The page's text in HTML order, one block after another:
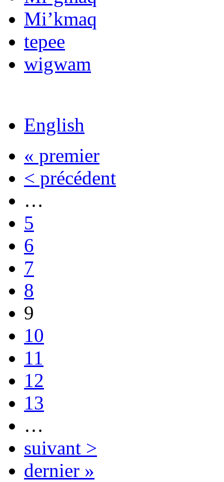
Mi’kmaq
tepee
wigwam
English
« premier
< précédent
…
5
6
7
8
9
10
11
12
13
…
suivant >
dernier »